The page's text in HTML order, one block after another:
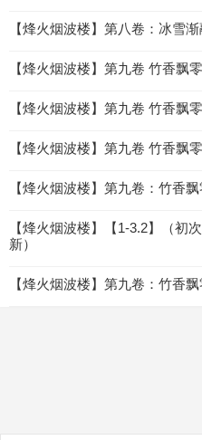
【烽火烟波楼】第八卷：冰雪
【烽火烟波楼】第九卷 竹香飘
【烽火烟波楼】第九卷 竹香飘
【烽火烟波楼】第九卷 竹香飘
【烽火烟波楼】第九卷：竹香
【烽火烟波楼】【1-3.2】（初
新）
【烽火烟波楼】第九卷：竹香